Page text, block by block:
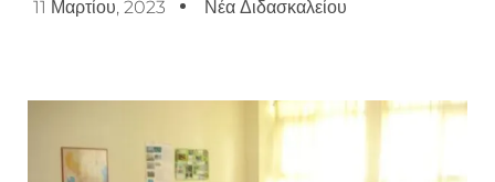
11 Μαρτίου, 2023 Νέα Διδασκαλείου